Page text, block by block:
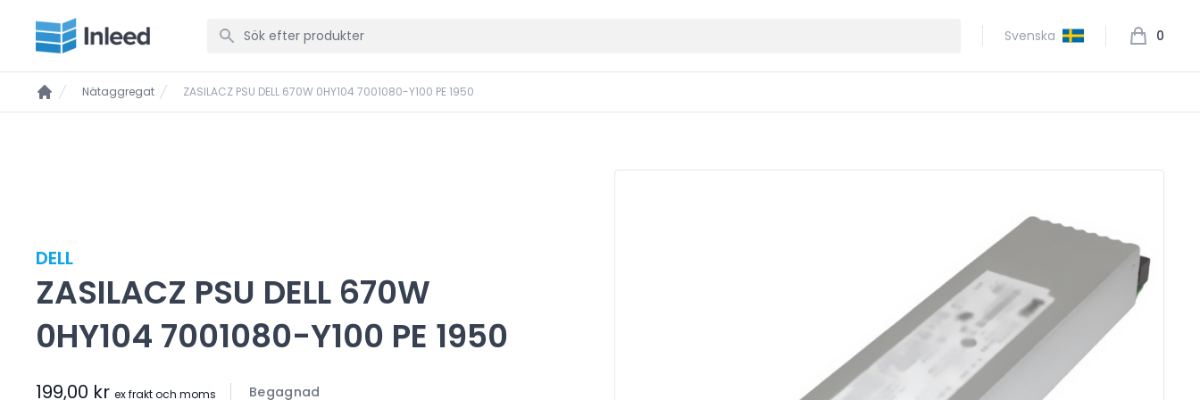
Svenska 0
Nätaggregat ZASILACZ PSU DELL 670W 0HY104 7001080-Y100 PE 1950
DELL
ZASILACZ PSU DELL 670W
0HY104 7001080-Y100 PE 1950
199,00 kr ex frakt och moms Begagnad